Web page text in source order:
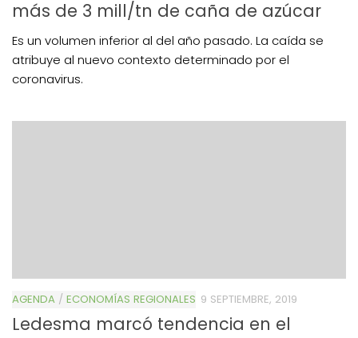
más de 3 mill/tn de caña de azúcar
Es un volumen inferior al del año pasado. La caída se
atribuye al nuevo contexto determinado por el
coronavirus.
AGENDA / ECONOMÍAS REGIONALES 9 SEPTIEMBRE, 2019
Ledesma marcó tendencia en el